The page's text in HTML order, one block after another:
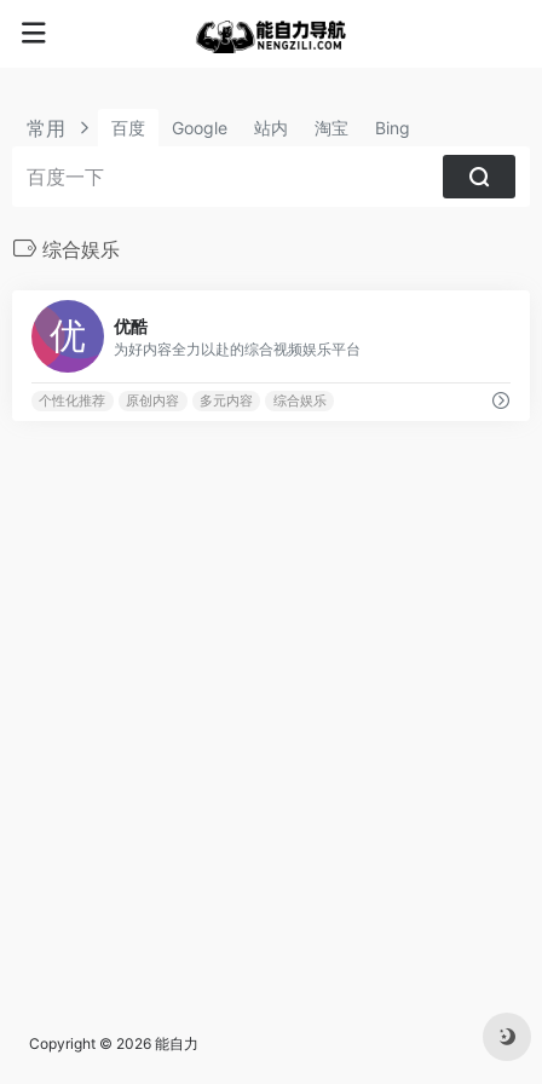
常用 百度 Google 站内 淘宝 Bing
综合娱乐
优酷
为好内容全力以赴的综合视频娱乐平台
个性化推荐 原创内容 多元内容 综合娱乐
Copyright © 2026 能自力